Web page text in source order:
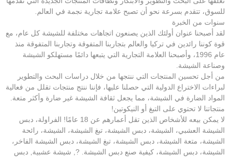
للسوق، تتقدم بسرعة نحو أن تصبح علامة تجارية نجمة في العالم.
سنوات من الخبرة
لقد أصبحنا عنوان أولئك الذين يصنعون اتجاهات مختلفة للشيشة كل عام، مع
قوة كوننا رائدين في تركيا والعالم بتجاربنا المتفوقة وتجاربنا المتفوقة منذ
عام 1996، وأصبحنا العلامة التجارية التي يتبعها دائمًا مستهلكو الشيشة
وصناعة الشيشة.
من أجل تحسين المنتجات التي ننتجها من خلال دراسات البحث والتطوير
لبراءات الاختراع الدولية التي حصلنا عليها، فإننا ننتج منتجات تقلل من فعالية
المواد الضارة في الشيشة، مما يجعل ثقافة الشيشة غير ضارة وأكثر متعة.
منتجاتنا لا تحتوي على التبغ أو النيكوتين!
لا يمكن بيعه للأشخاص الذين تقل أعمارهم عن 18 عامًا! الفراولة، دبس
الشيشة العشبي، الشيشة، دبس الشيشة، تبغ الشيشة، الشيشة، رائحة
الشيشة، متعة الشيشة، دبس الشيشة، تبغ الشيشة، دبس الشيشة الفاخر،
الشيشة، دبس الشيشة، كيفية صنع دبس الشيشة. ?, شيشة عشبية, دبس